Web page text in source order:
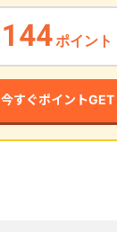
144ポイント
今すぐポイントGET